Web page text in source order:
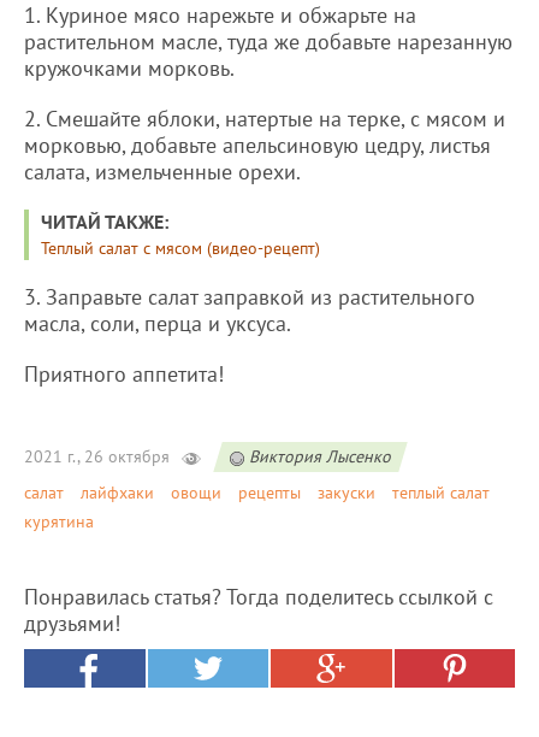
1. Куриное мясо нарежьте и обжарьте на
растительном масле, туда же добавьте нарезанную
кружочками морковь.
2. Смешайте яблоки, натертые на терке, с мясом и
морковью, добавьте апельсиновую цедру, листья
салата, измельченные орехи.
ЧИТАЙ ТАКЖЕ:
Теплый салат с мясом (видео-рецепт)
3. Заправьте салат заправкой из растительного
масла, соли, перца и уксуса.
Приятного аппетита!
2021 г., 26 октября
Виктория Лысенко
салат
лайфхаки овощи рецепты закуски
теплый салат
курятина
Понравилась статья? Тогда поделитесь ссылкой с
друзьями!